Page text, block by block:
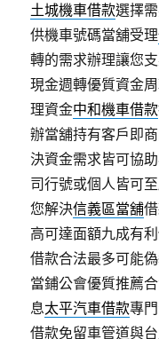
土城機車借款選擇
供機車號碼當舖受理
轉的需求辦理讓您
現金週轉優質資金
理資金中和機車借款
辦當舖持有客戶即
決資金需求皆可協
司行號或個人皆可
您解決信義區當舖
高可達面額九成有
借款合法最多可能
當鋪公會優質推薦
息太平汽車借款專
借款免留車管道與